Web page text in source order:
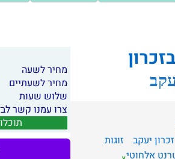
זכרון יעקב
זוגות
אלחוטי
מחיר לשעה
מחיר לשעתיים
שלוש שעות
צרו עמנו קשר